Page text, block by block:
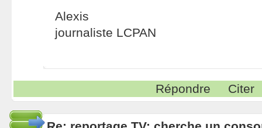
Alexis
journaliste LCPAN
Répondre Citer